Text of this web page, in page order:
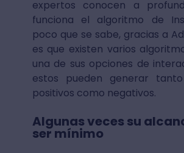
expertos conocen a
funciona el algoritmo de
poco que se sabe, gracias a
es que existen varios
una de sus opciones de
estos pueden generar
positivos como negativos.
Algunas veces su
ser mínimo